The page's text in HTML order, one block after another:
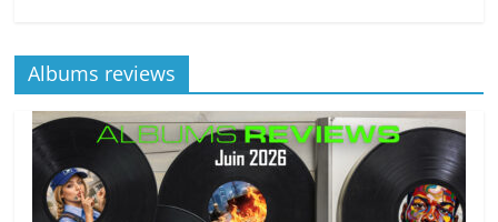
Albums reviews